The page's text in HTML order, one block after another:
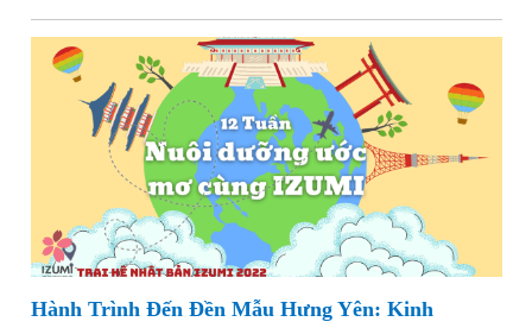
Hành Trình Đến Đền Mẫu Hưng Yên: Kinh